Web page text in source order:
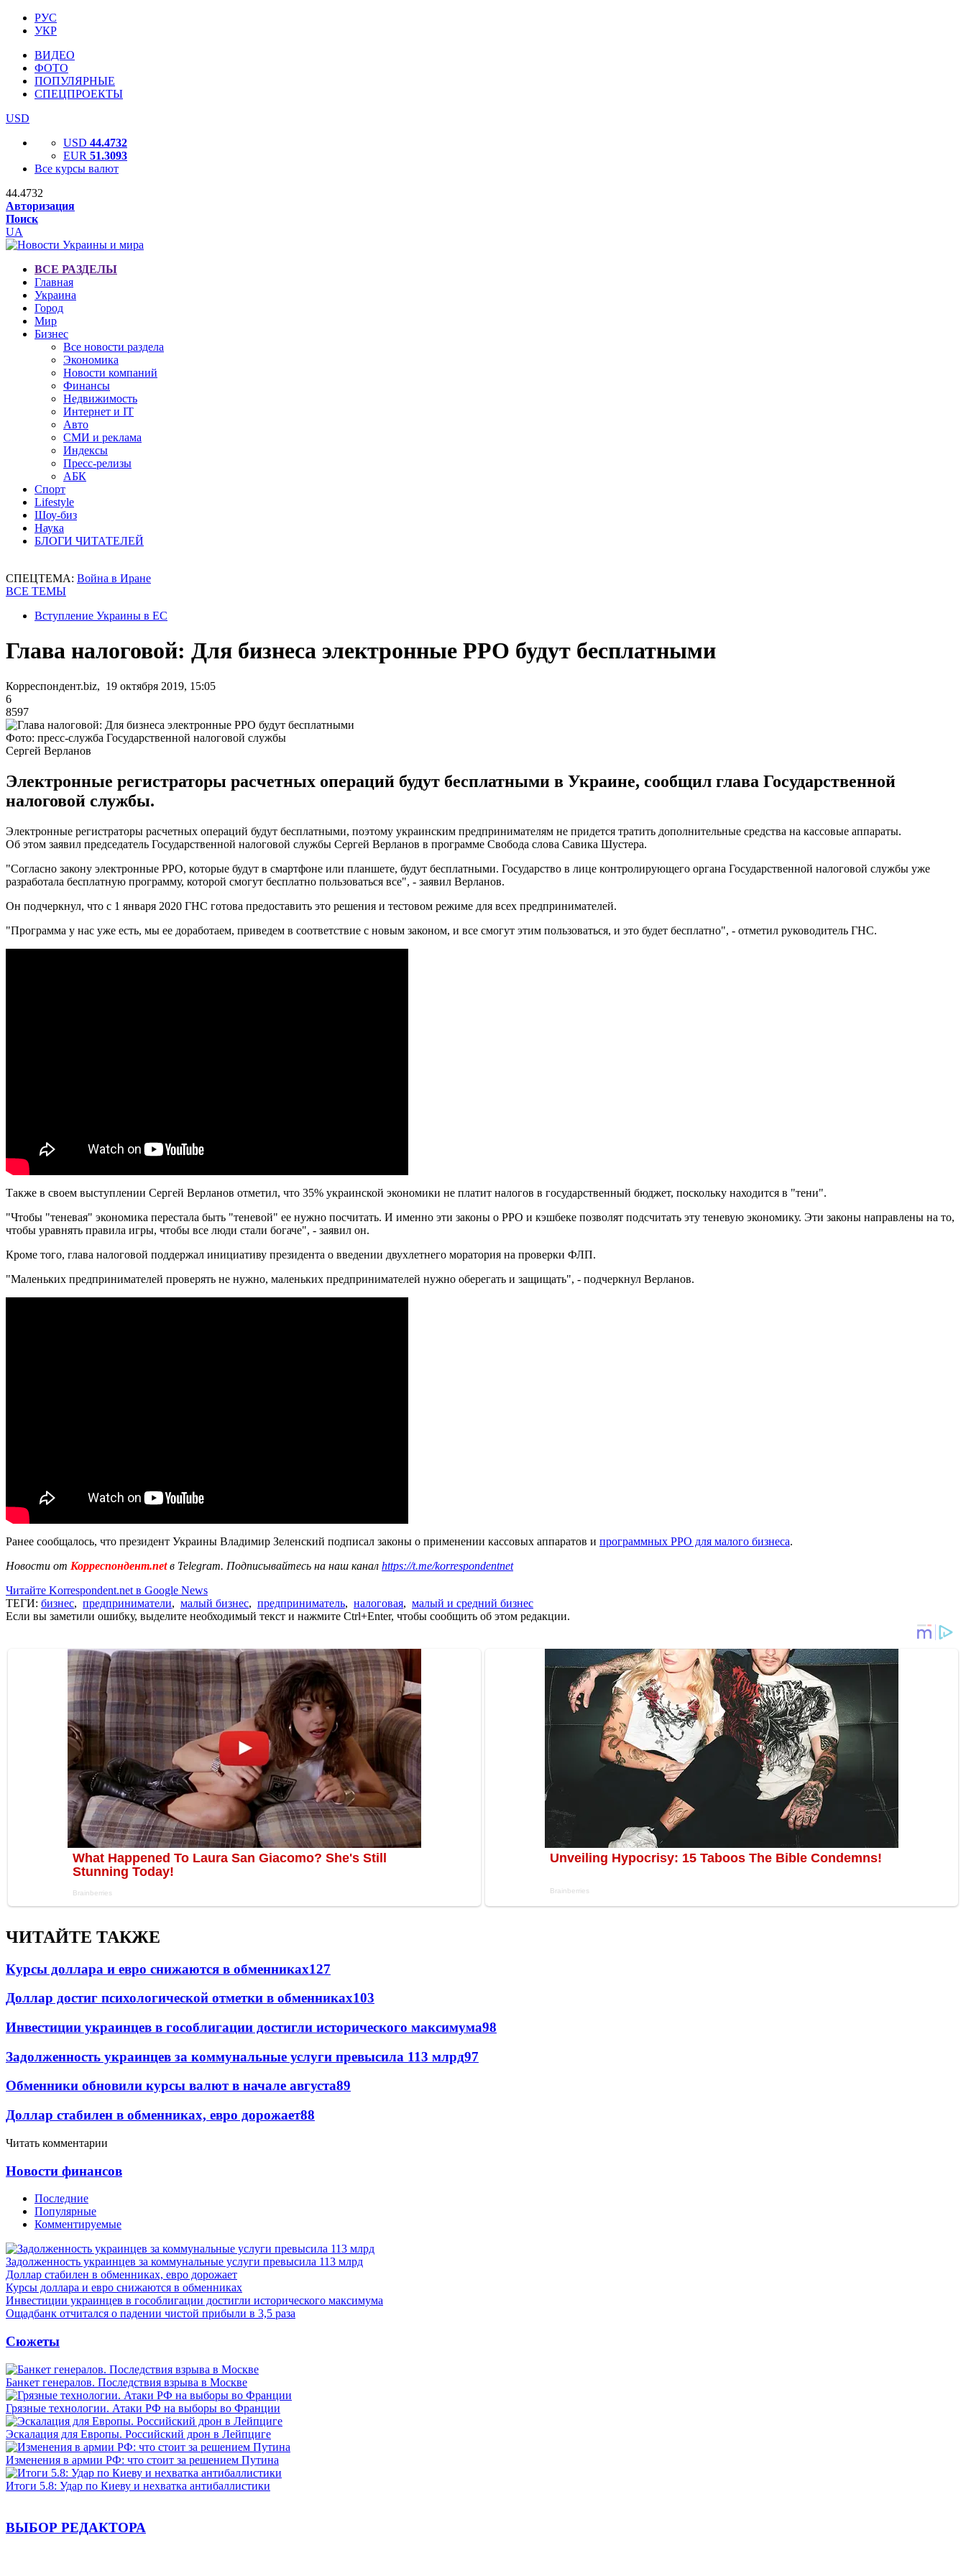
РУС
УКР
ВИДЕО
ФОТО
ПОПУЛЯРНЫЕ
СПЕЦПРОЕКТЫ
USD
USD 44.4732
EUR 51.3093
Все курсы валют
44.4732
Авторизация
Поиск
UA
ВСЕ РАЗДЕЛЫ
Главная
Украина
Город
Мир
Бизнес
Все новости раздела
Экономика
Новости компаний
Финансы
Недвижимость
Интернет и IT
Авто
СМИ и реклама
Индексы
Пресс-релизы
АБК
Спорт
Lifestyle
Шоу-биз
Наука
БЛОГИ ЧИТАТЕЛЕЙ
СПЕЦТЕМА: Война в Иране
ВСЕ ТЕМЫ
Вступление Украины в ЕС
Глава налоговой: Для бизнеса электронные РРО будут бесплатными
Корреспондент.biz, 19 октября 2019, 15:05
6
8597
Фото: пресс-служба Государственной налоговой службы
Сергей Верланов
Электронные регистраторы расчетных операций будут бесплатными в Украине, сообщил глава Государственной
налоговой службы.
Электронные регистраторы расчетных операций будут бесплатными, поэтому украинским предпринимателям не придется тратить дополнительные средства на кассовые аппараты.
Об этом заявил председатель Государственной налоговой службы Сергей Верланов в программе Свобода слова Савика Шустера.
"Согласно закону электронные РРО, которые будут в смартфоне или планшете, будут бесплатными. Государство в лице контролирующего органа Государственной налоговой службы уже
разработала бесплатную программу, которой смогут бесплатно пользоваться все", - заявил Верланов.
Он подчеркнул, что с 1 января 2020 ГНС готова предоставить это решения и тестовом режиме для всех предпринимателей.
"Программа у нас уже есть, мы ее доработаем, приведем в соответствие с новым законом, и все смогут этим пользоваться, и это будет бесплатно", - отметил руководитель ГНС.
Также в своем выступлении Сергей Верланов отметил, что 35% украинской экономики не платит налогов в государственный бюджет, поскольку находится в "тени".
"Чтобы "теневая" экономика перестала быть "теневой" ее нужно посчитать. И именно эти законы о РРО и кэшбеке позволят подсчитать эту теневую экономику. Эти законы направлены на то,
чтобы уравнять правила игры, чтобы все люди стали богаче", - заявил он.
Кроме того, глава налоговой поддержал инициативу президента о введении двухлетнего моратория на проверки ФЛП.
"Маленьких предпринимателей проверять не нужно, маленьких предпринимателей нужно оберегать и защищать", - подчеркнул Верланов.
Ранее сообщалось, что президент Украины Владимир Зеленский подписал законы о применении кассовых аппаратов и программных РРО для малого бизнеса.
Новости от Корреспондент.netв Telegram. Подписывайтесь на наш канал https://t.me/korrespondentnet
Читайте Korrespondent.net в Google News
ТЕГИ: бизнес, предприниматели, малый бизнес, предприниматель, налоговая, малый и средний бизнес
Если вы заметили ошибку, выделите необходимый текст и нажмите Ctrl+Enter, чтобы сообщить об этом редакции.
ЧИТАЙТЕ ТАКЖЕ
Курсы доллара и евро снижаются в обменниках127
Доллар достиг психологической отметки в обменниках103
Инвестиции украинцев в гособлигации достигли исторического максимума98
Задолженность украинцев за коммунальные услуги превысила 113 млрд97
Обменники обновили курсы валют в начале августа89
Доллар стабилен в обменниках, евро дорожает88
Читать комментарии
Новости финансов
Последние
Популярные
Комментируемые
Задолженность украинцев за коммунальные услуги превысила 113 млрд
Доллар стабилен в обменниках, евро дорожает
Курсы доллара и евро снижаются в обменниках
Инвестиции украинцев в гособлигации достигли исторического максимума
Ощадбанк отчитался о падении чистой прибыли в 3,5 раза
Сюжеты
Банкет генералов. Последствия взрыва в Москве
Грязные технологии. Атаки РФ на выборы во Франции
Эскалация для Европы. Российский дрон в Лейпциге
Изменения в армии РФ: что стоит за решением Путина
Итоги 5.8: Удар по Киеву и нехватка антибаллистики
ВЫБОР РЕДАКТОРА